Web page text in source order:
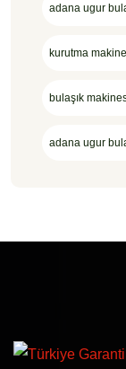
adana ugur
kurutma
bulaşık
adana ugur